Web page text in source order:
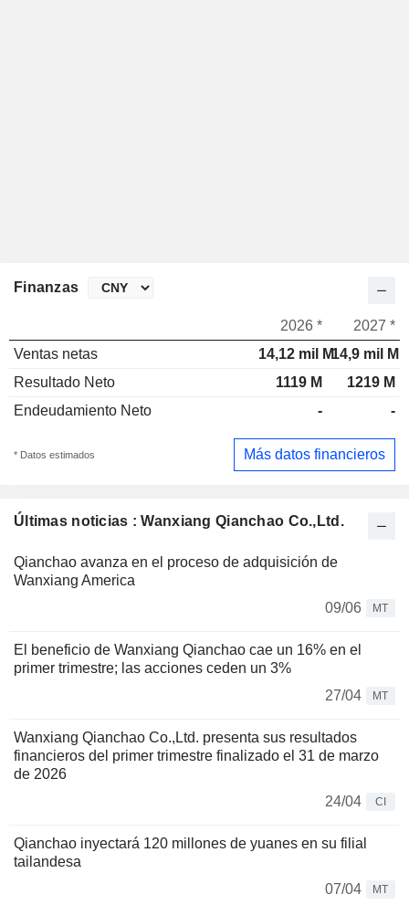
Últimas noticias : Wanxiang Qianchao Co.,Ltd.
Qianchao avanza en el proceso de adquisición de
Wanxiang America
09/06
MT
El beneficio de Wanxiang Qianchao cae un 16% en el
primer trimestre; las acciones ceden un 3%
27/04
MT
Wanxiang Qianchao Co.,Ltd. presenta sus resultados
financieros del primer trimestre finalizado el 31 de marzo
de 2026
24/04
CI
Qianchao inyectará 120 millones de yuanes en su filial
tailandesa
07/04
MT
Finanzas
2026 *
2027 *
Ventas netas
14,12 mil M14,9 mil M
Resultado Neto
1119 M
1219 M
Endeudamiento Neto
- -
* Datos estimados Más datos financieros